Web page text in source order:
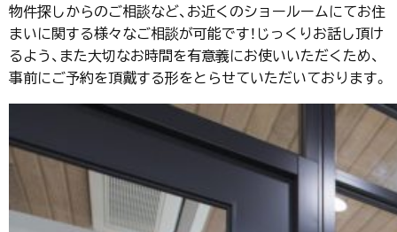
物件探しからのご相談など、お近くのショールームにてお住
まいに関する様々なご相談が可能です！じっくりお話し頂け
るよう、また大切なお時間を有意義にお使いいただくため、
事前にご予約を頂戴する形をとらせていただいております。